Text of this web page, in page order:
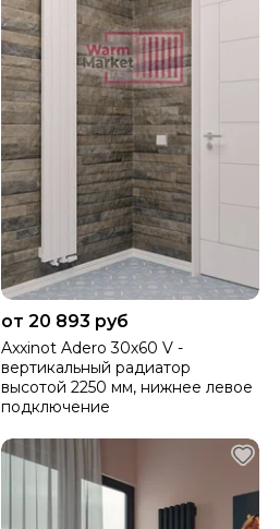
от 20 893 руб
Axxinot Adero 30х60 V -
вертикальный радиатор
высотой 2250 мм, нижнее левое
подключение